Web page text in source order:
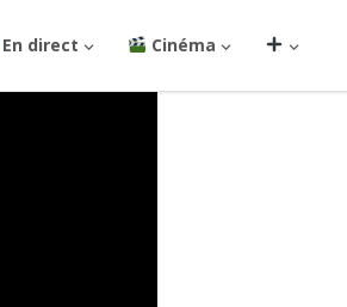
En direct Cinéma